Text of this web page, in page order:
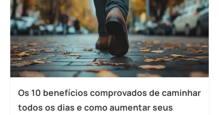
Os 10 benefícios comprovados de caminhar
todos os dias e como aumentar seus